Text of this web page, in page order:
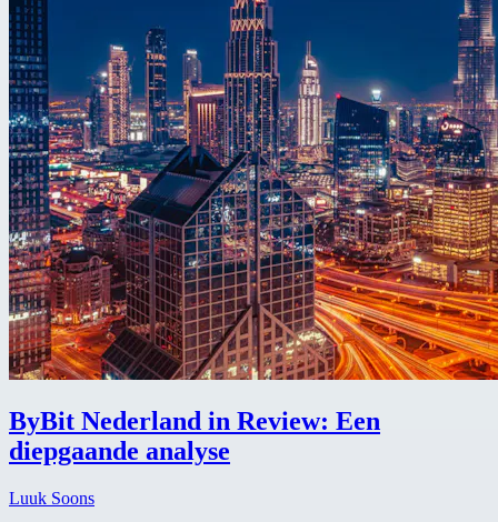
ByBit Nederland in Review: Een
diepgaande analyse
Luuk Soons